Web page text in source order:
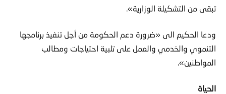
تبقى من التشكيلة الوزارية».
ودعا الحكيم الى «ضرورة دعم الحكومة من أجل تنفيذ برنامجها
التنموي والخدمي والعمل على تلبية احتياجات ومطالب
المواطنين».
الحياة